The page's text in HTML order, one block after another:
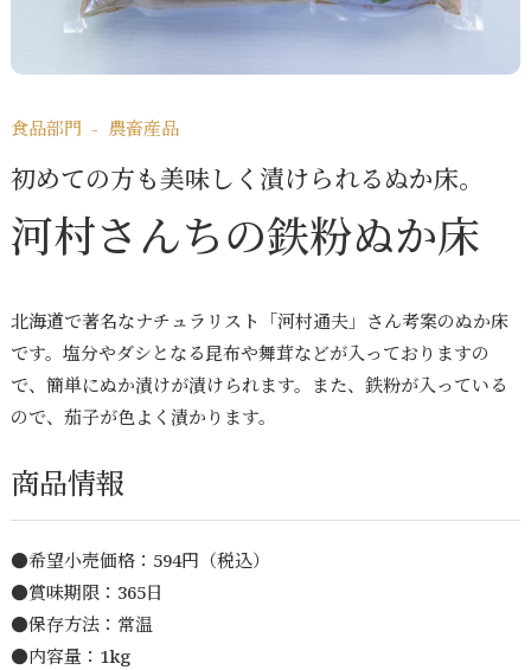
食品部門 - 農畜産品
初めての方も美味しく漬けられるぬか床。
河村さんちの鉄粉ぬか床
北海道で著名なナチュラリスト「河村通夫」さん考案のぬか床
です。塩分やダシとなる昆布や舞茸などが入っておりますの
で、簡単にぬか漬けが漬けられます。また、鉄粉が入っている
ので、茄子が色よく漬かります。
商品情報
●希望小売価格：594円（税込）
●賞味期限：365日
●保存方法：常温
●内容量：1kg